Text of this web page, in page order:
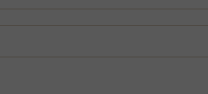
gestire la reputazione